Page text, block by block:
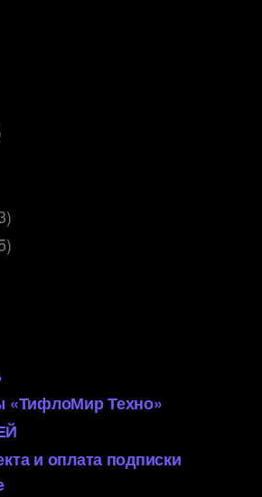
«ТифлоМир Техно»
и оплата подписки